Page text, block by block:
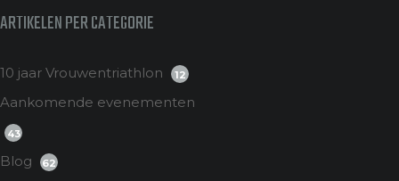
ARTIKELEN PER CATEGORIE
10 jaar Vrouwentriathlon 12
Aankomende evenementen
43
Blog 62